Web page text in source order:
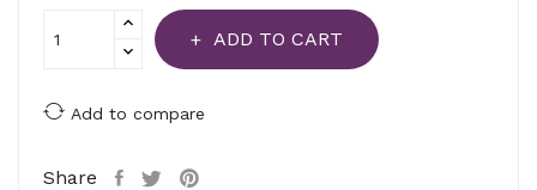
ADD TO CART
Add to compare
Share